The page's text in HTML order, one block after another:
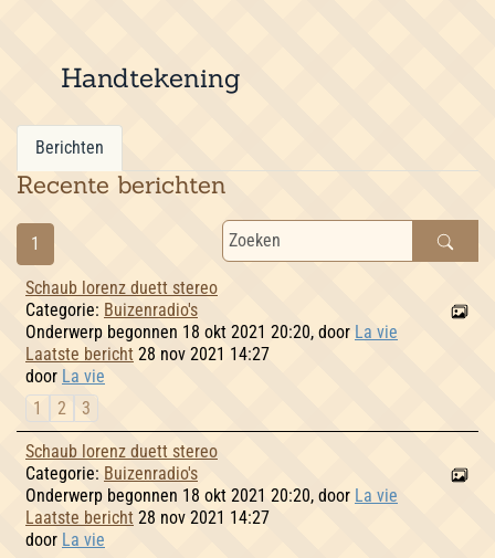
Handtekening
Berichten
Recente berichten
1
Schaub lorenz duett stereo
Categorie: Buizenradio's
Onderwerp begonnen 18 okt 2021 20:20, door La vie
Laatste bericht 28 nov 2021 14:27
door La vie
1
2 3
Schaub lorenz duett stereo
Categorie: Buizenradio's
Onderwerp begonnen 18 okt 2021 20:20, door La vie
Laatste bericht 28 nov 2021 14:27
door La vie